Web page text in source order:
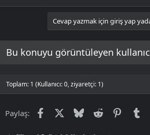
Cevap yazmak için giriş yap
Bu konuyu görüntüleyen
Toplam: 1 (Kullanıcı: 0, ziyaretçi: 1)
Paylaş: Facebook BlueskyReddit